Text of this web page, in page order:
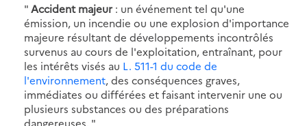
"Accident majeur : un événement tel qu'une
émission, un incendie ou une explosion d'importance
majeure résultant de développements incontrôlés
survenus au cours de l'exploitation, entraînant, pour
les intérêts visés au L. 511-1 du code de
l'environnement, des conséquences graves,
immédiates ou différées et faisant intervenir une ou
plusieurs substances ou des préparations
dangereuses. "